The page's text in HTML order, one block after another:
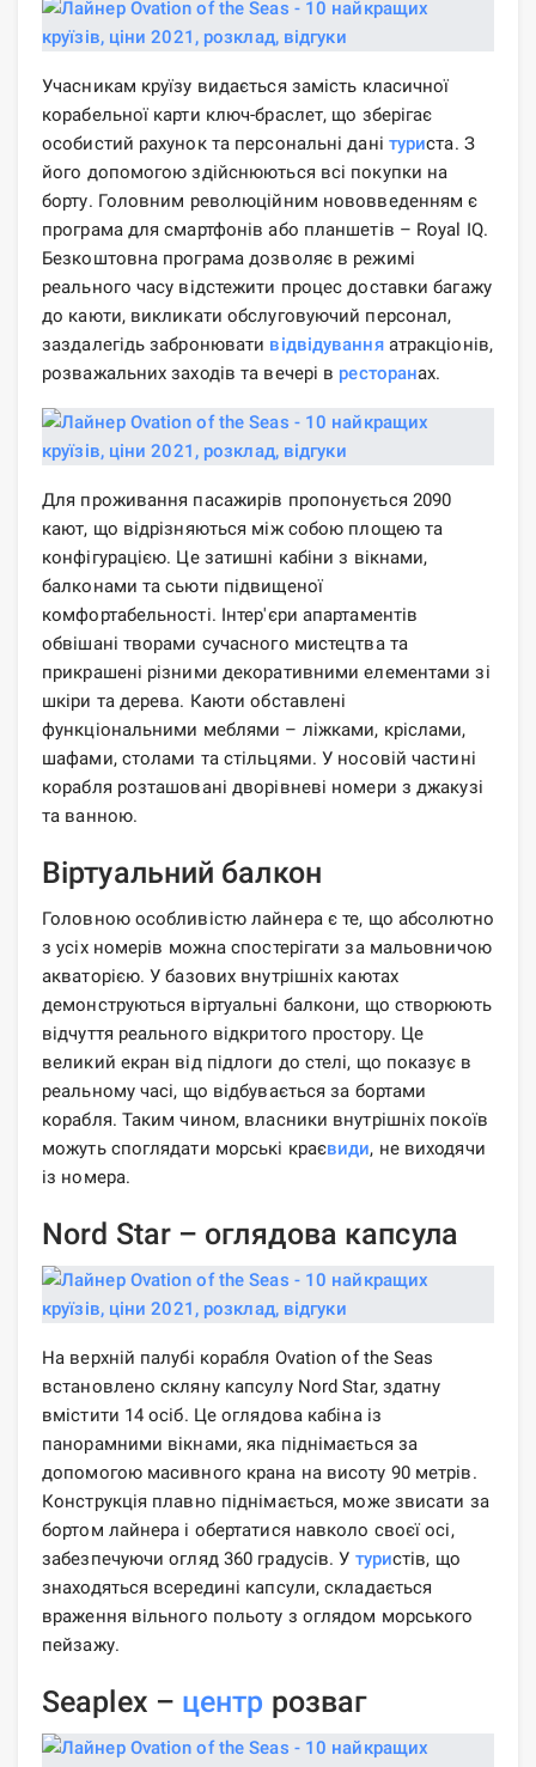
Учасникам круїзу видається замість класичної
корабельної карти ключ-браслет, що зберігає
особистий рахунок та персональні дані туриста. З
його допомогою здійснюються всі покупки на
борту. Головним революційним нововведенням є
програма для смартфонів або планшетів – Royal IQ.
Безкоштовна програма дозволяє в режимі
реального часу відстежити процес доставки багажу
до каюти, викликати обслуговуючий персонал,
заздалегідь забронювати відвідуванняатракціонів,
розважальних заходів та вечері в ресторанах.
Для проживання пасажирів пропонується 2090
кают, що відрізняються між собою площею та
конфігурацією. Це затишні кабіни з вікнами,
балконами та сьюти підвищеної
комфортабельності. Інтер'єри апартаментів
обвішані творами сучасного мистецтва та
прикрашені різними декоративними елементами зі
шкіри та дерева. Каюти обставлені
функціональними меблями – ліжками, кріслами,
шафами, столами та стільцями. У носовій частині
корабля розташовані дворівневі номери з джакузі
та ванною.
Віртуальний балкон
Головною особливістю лайнера є те, що абсолютно
з усіх номерів можна спостерігати за мальовничою
акваторією. У базових внутрішніх каютах
демонструються віртуальні балкони, що створюють
відчуття реального відкритого простору. Це
великий екран від підлоги до стелі, що показує в
реальному часі, що відбувається за бортами
корабля. Таким чином, власники внутрішніх покоїв
можуть споглядати морські краєвиди, не виходячи
із номера.
Nord Star – оглядова капсула
На верхній палубі корабля Ovation of the Seas
встановлено скляну капсулу Nord Star, здатну
вмістити 14 осіб. Це оглядова кабіна із
панорамними вікнами, яка піднімається за
допомогою масивного крана на висоту 90 метрів.
Конструкція плавно піднімається, може звисати за
бортом лайнера і обертатися навколо своєї осі,
забезпечуючи огляд 360 градусів. У туристів, що
знаходяться всередині капсули, складається
враження вільного польоту з оглядом морського
пейзажу.
Seaplex – центр розваг